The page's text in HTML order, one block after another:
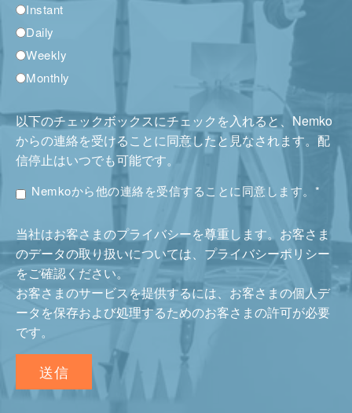
Instant
Daily
Weekly
Monthly
以下のチェックボックスにチェックを入れると、Nemko
からの連絡を受けることに同意したと見なされます。配
信停止はいつでも可能です。
Nemkoから他の連絡を受信することに同意します。 *
当社はお客さまのプライバシーを尊重します。お客さま
のデータの取り扱いについては、プライバシーポリシー
をご確認ください。
お客さまのサービスを提供するには、お客さまの個人デ
ータを保存および処理するためのお客さまの許可が必要
です。